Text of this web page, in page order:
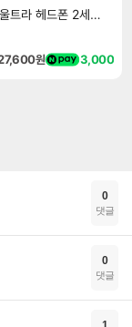
헤드폰 2세대 블랙
원 3,000
0
댓글
0
댓글